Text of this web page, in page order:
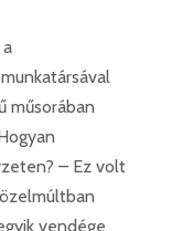
műsorában
– Ez volt
vendége